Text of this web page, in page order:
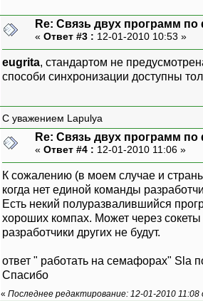
Re: Связь двух программ
« Ответ #3 : 12-01-2010 10:53 »
eugrita, стандартом не
способи синхронизации доступны
С уважением Lapulya
Re: Связь двух программ
« Ответ #4 : 12-01-2010 11:06 »
К сожалению (в моем случае и
когда нет единой команды
Есть некий полуразвалившийся
хороших компах. Может через
разработчики других не будут.
ответ " работать на семафорах" Sla
Спасибо
« Последнее редактирование: 12-01-2010 11:08